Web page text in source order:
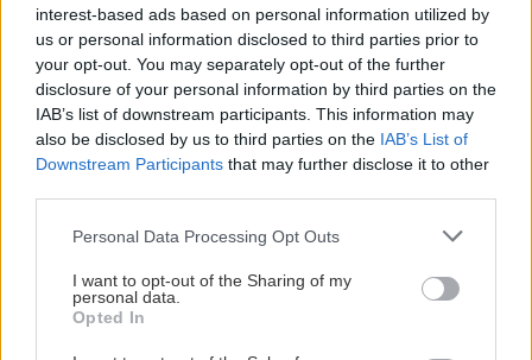
interest-based ads based on personal information utilized by
us or personal information disclosed to third parties prior to
your opt-out. You may separately opt-out of the further
disclosure of your personal information by third parties on the
IAB’s list of downstream participants. This information may
also be disclosed by us to third parties on the IAB’s List of
Downstream Participants that may further disclose it to other
Please note that this website/app uses one or more Google
not limited to your visit or usage behaviour. You may click to
grant or deny consent to Google and its third-party tags to
use your data for below specified purposes in below Google
consent section.
Personal Data Processing Opt Outs
I want to opt-out of the Sharing of my
personal data.
Opted In
σίγουραένα από τα πιο κεφάτα, σκαμπρόζικα,
«τωρινά» πράγματαπου θα έχεις δει τα
τελευταία (πολλά) χρόνια σε ελληνική τηλεοπτική
παραγωγή. Και μόνο για αυτό, τον αξίζουν τον
χρόνο σου.